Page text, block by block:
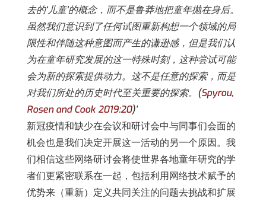
去的‘儿童’的概念，而不是鲁莽地把童年抛在身后。
虽然我们意识到了任何试图重新构想一个领域的局
限性和伴随这种意图而产生的谦逊感，但是我们认
为在童年研究发展的这一特殊时刻，这种尝试可能
会为新的探索提供动力。这不是任意的探索，而是
对我们所处的历史时代至关重要的探索。(Spyrou,
Rosen and Cook 2019:20)’
新冠疫情和缺少在会议和研讨会中与同事们会面的
机会也是我们决定开展这一活动的另一个原因。我
们相信这些网络研讨会将使世界各地童年研究的学
者们更紧密联系在一起，包括利用网络技术赋予的
优势来（重新）定义共同关注的问题去挑战和扩展